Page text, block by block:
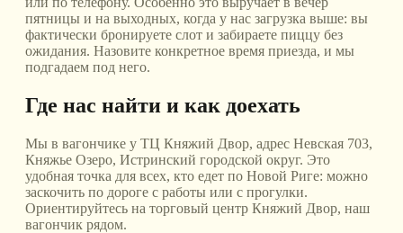
пятницы и на выходных, когда у нас загрузка выше: вы
фактически бронируете слот и забираете пиццу без
ожидания. Назовите конкретное время приезда, и мы
подгадаем под него.
Где нас найти и как доехать
Мы в вагончике у ТЦ Княжий Двор, адрес Невская 703,
Княжье Озеро, Истринский городской округ. Это
удобная точка для всех, кто едет по Новой Риге: можно
заскочить по дороге с работы или с прогулки.
Ориентируйтесь на торговый центр Княжий Двор, наш
вагончик рядом.